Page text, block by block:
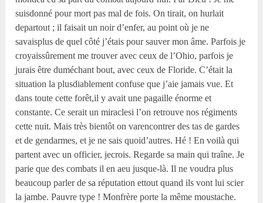
suisdonné pour mort pas mal de fois. On tirait, on hurlait
departout ; il faisait un noir d’enfer, au point où je ne
savaisplus de quel côté j’étais pour sauver mon âme. Parfois je
croyaissûrement me trouver avec ceux de l’Ohio, parfois je
jurais être duméchant bout, avec ceux de Floride. C’était la
situation la plusdiablement confuse que j’aie jamais vue. Et
dans toute cette forêt,il y avait une pagaille énorme et
constante. Ce serait un miraclesi l’on retrouve nos régiments
cette nuit. Mais très bientôt on varencontrer des tas de gardes
et de gendarmes, et je ne sais quoid’autres. Hé ! En voilà qui
partent avec un officier, jecrois. Regarde sa main qui traîne. Je
parie que des combats il en aeu jusque-là. Il ne voudra plus
beaucoup parler de sa réputation ettout quand ils vont lui scier
la jambe. Pauvre type ! Monfrère porte la même moustache.